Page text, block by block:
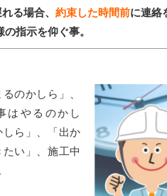
る場合、 約束した時間前に連絡
指示を仰ぐ事。
のかしら」、
はやるのかし
ら」、「出か
い」、施工中